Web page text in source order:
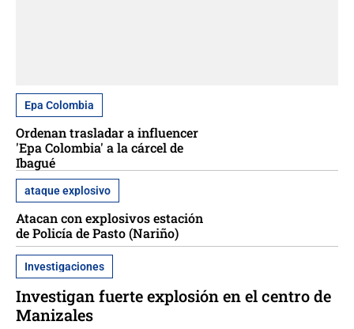
Epa Colombia
Ordenan trasladar a influencer
'Epa Colombia' a la cárcel de
Ibagué
ataque explosivo
Atacan con explosivos estación
de Policía de Pasto (Nariño)
Investigaciones
Investigan fuerte explosión en el centro de
Manizales